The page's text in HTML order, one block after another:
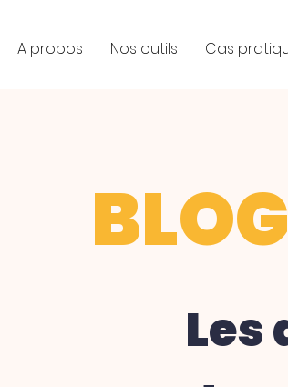
A propos Nos outils Cas
BLOG